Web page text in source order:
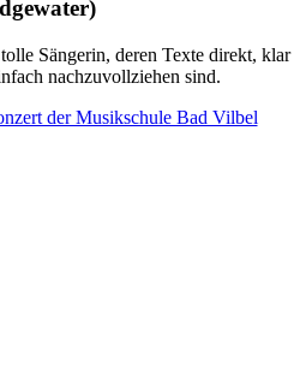
Sängerin, deren Texte direkt, klar
nachzuvollziehen sind.
der Musikschule Bad Vilbel